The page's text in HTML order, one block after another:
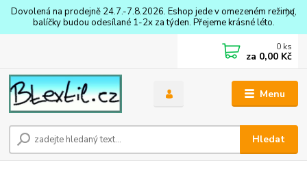
Dovolená na prodejně 24.7.-7.8.2026. Eshop jede v omezeném režimu,
balíčky budou odesílané 1-2x za týden. Přejeme krásné léto.
Menu
Hledat
0 ks
za 0,00 Kč